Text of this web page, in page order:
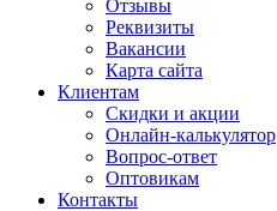
Отзывы
Реквизиты
Вакансии
Карта сайта
Клиентам
Скидки и акции
Онлайн-калькулятор
Вопрос-ответ
Оптовикам
Контакты